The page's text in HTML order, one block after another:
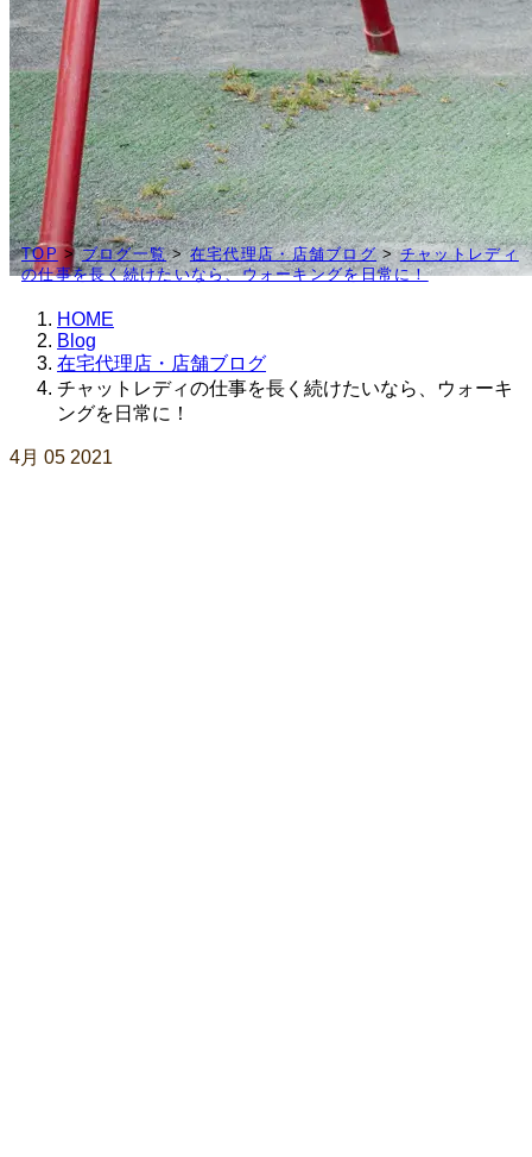
TOP >ブログ一覧>在宅代理店・店舗ブログ>チャットレディ
の仕事を長く続けたいなら、ウォーキングを日常に！
HOME
Blog
在宅代理店・店舗ブログ
チャットレディの仕事を長く続けたいなら、ウォーキ
ングを日常に！
4月 05 2021